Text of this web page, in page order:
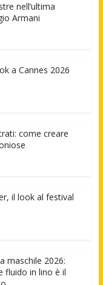
nell’ultima
Armani
a Cannes 2026
come creare
il look al festival
maschile 2026:
fluido in lino è il